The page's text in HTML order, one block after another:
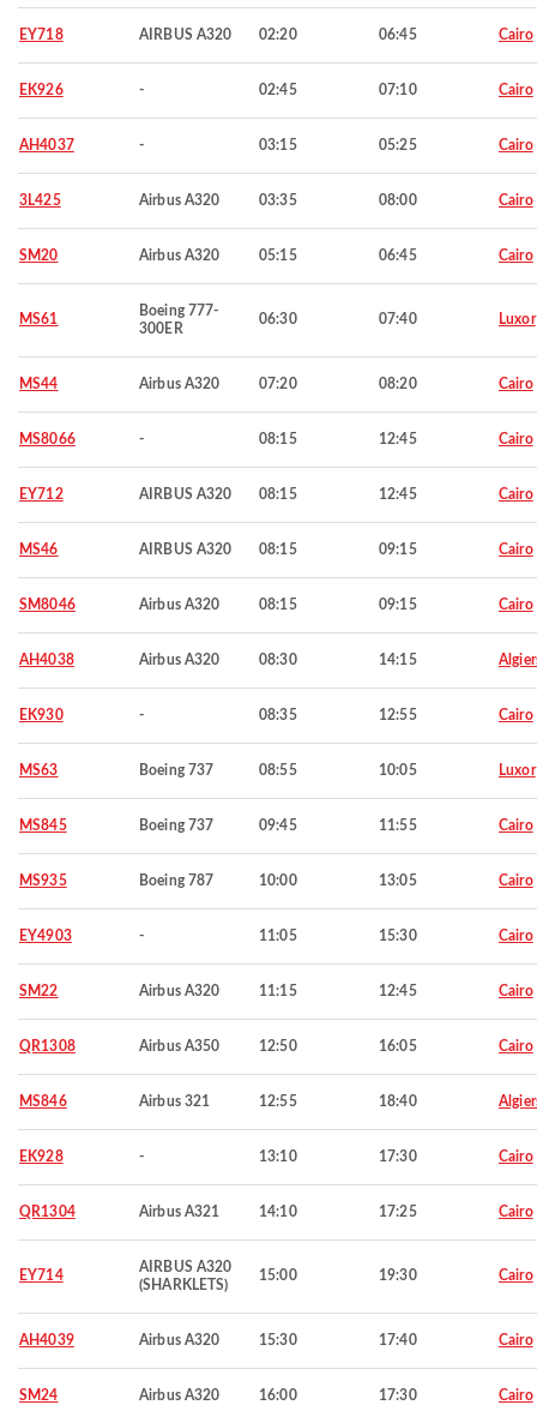
EY718 AIRBUS A320 02:20 06:45 Cairo
EK926 - 02:45 07:10 Cairo
AH4037 - 03:15 05:25 Cairo
3L425 Airbus A320 03:35 08:00 Cairo
SM20 Airbus A320 05:15 06:45 Cairo
MS61
Boeing 777-
300ER
06:30 07:40 Luxor
MS44 Airbus A320 07:20 08:20 Cairo
MS8066 - 08:15 12:45 Cairo
EY712 AIRBUS A320 08:15 12:45 Cairo
MS46 AIRBUS A320 08:15 09:15 Cairo
SM8046 Airbus A320 08:15 09:15 Cairo
AH4038 Airbus A320 08:30 14:15
EK930 - 08:35 12:55 Cairo
MS63 Boeing 737 08:55 10:05 Luxor
MS845 Boeing 737 09:45 11:55 Cairo
MS935 Boeing 787 10:00 13:05 Cairo
EY4903 - 11:05 15:30 Cairo
SM22 Airbus A320 11:15 12:45 Cairo
QR1308 Airbus A350 12:50 16:05 Cairo
MS846 Airbus 321 12:55 18:40
EK928 - 13:10 17:30 Cairo
QR1304 Airbus A321 14:10 17:25 Cairo
EY714
AIRBUS A320
(SHARKLETS)
15:00 19:30 Cairo
AH4039 Airbus A320 15:30 17:40 Cairo
SM24 Airbus A320 16:00 17:30 Cairo